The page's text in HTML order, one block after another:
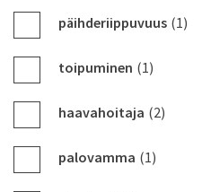
päihderiippuvuus (1)
toipuminen (1)
haavahoitaja (2)
palovamma (1)